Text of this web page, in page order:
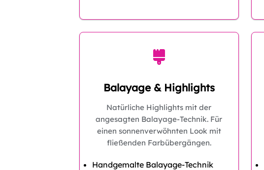
Balayage & Highlights
Natürliche Highlights mit der
angesagten Balayage-Technik. Für
einen sonnenverwöhnten Look mit
fließenden Farbübergängen.
Handgemalte Balayage-Technik